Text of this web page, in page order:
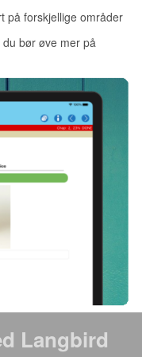
på forskjellige områder
bør øve mer på
Langbird